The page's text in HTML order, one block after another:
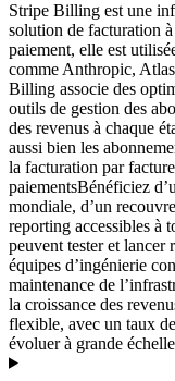
Stripe Billing est une
solution de facturation
paiement, elle est
comme Anthropic,
Billing associe des
outils de gestion des
des revenus à chaque
aussi bien les
la facturation par
paiementsBénéficiez
mondiale, d’un
reporting accessibles à
peuvent tester et lancer
équipes d’ingénierie
maintenance de
la croissance des
flexible, avec un taux
évoluer à grande